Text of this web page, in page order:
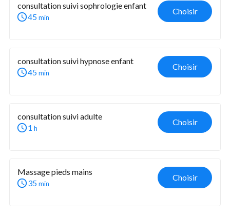
Choisir
consultation suivi sophrologie enfant
45min
Choisir
consultation suivi hypnose enfant
45min
Choisir
consultation suivi adulte
1 h
Choisir
Massage pieds mains
35min